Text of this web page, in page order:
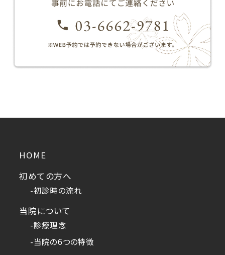
HOME
初めての方へ
-初診時の流れ
当院について
-診療理念
-当院の6つの特徴